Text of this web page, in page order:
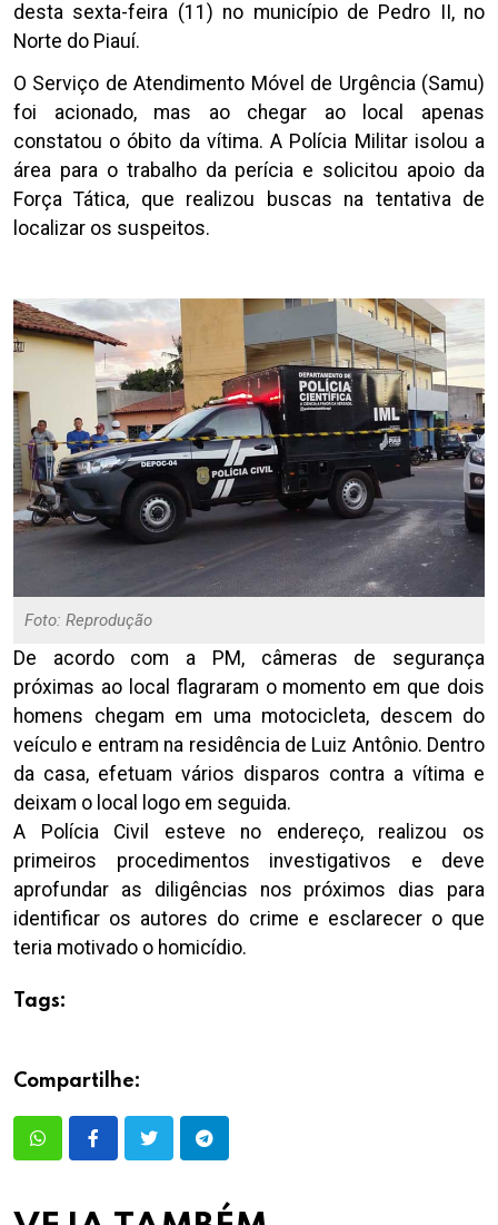
desta sexta-feira (11) no município de Pedro II, no
Norte do Piauí.
O Serviço de Atendimento Móvel de Urgência (Samu)
foi acionado, mas ao chegar ao local apenas
constatou o óbito da vítima. A Polícia Militar isolou a
área para o trabalho da perícia e solicitou apoio da
Força Tática, que realizou buscas na tentativa de
localizar os suspeitos.
Foto: Reprodução
De acordo com a PM, câmeras de segurança
próximas ao local flagraram o momento em que dois
homens chegam em uma motocicleta, descem do
veículo e entram na residência de Luiz Antônio. Dentro
da casa, efetuam vários disparos contra a vítima e
deixam o local logo em seguida.
A Polícia Civil esteve no endereço, realizou os
primeiros procedimentos investigativos e deve
aprofundar as diligências nos próximos dias para
identificar os autores do crime e esclarecer o que
teria motivado o homicídio.
Tags:
Compartilhe: